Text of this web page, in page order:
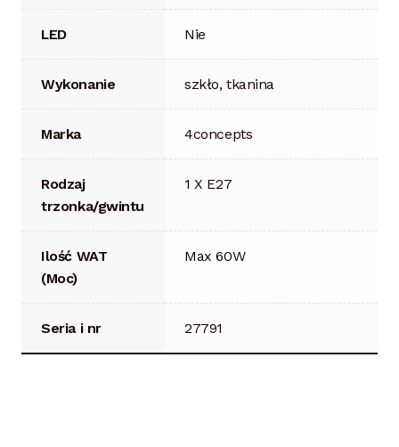
LED Nie
Wykonanie szkło, tkanina
Marka 4concepts
Rodzaj
trzonka/gwintu
1 X E27
Ilość WAT
(Moc)
Max 60W
Seria i nr 27791